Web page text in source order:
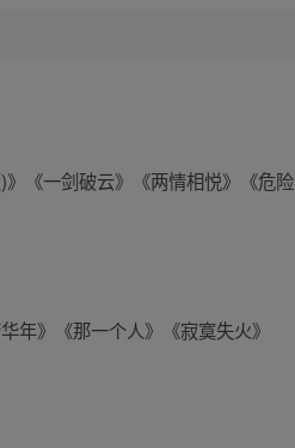
《一剑破云》《两情相悦》《危险
年》《那一个人》《寂寞失火》